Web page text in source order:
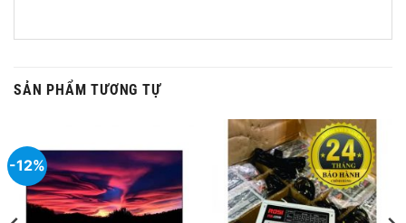
SẢN PHẨM TƯƠNG TỰ
-12%